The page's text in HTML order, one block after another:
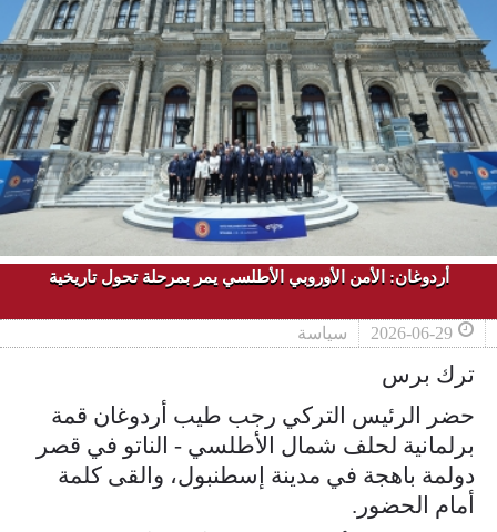
أردوغان: الأمن الأوروبي الأطلسي يمر بمرحلة تحول تاريخية
2026-06-29 سياسة
ترك برس
حضر الرئيس التركي رجب طيب أردوغان قمة
برلمانية لحلف شمال الأطلسي - الناتو في قصر
دولمة باهجة في مدينة إسطنبول، والقى كلمة
أمام الحضور.